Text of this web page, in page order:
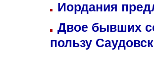
Иордания
Двое бывших
пользу